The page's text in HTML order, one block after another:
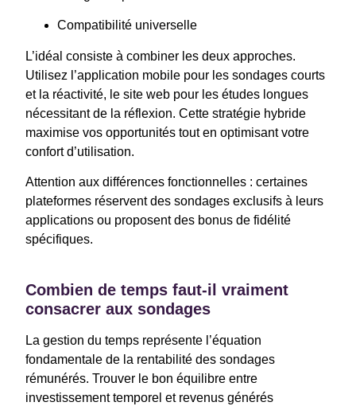
Compatibilité universelle
L’idéal consiste à combiner les deux approches.
Utilisez l’application mobile pour les sondages courts
et la réactivité, le site web pour les études longues
nécessitant de la réflexion. Cette stratégie hybride
maximise vos opportunités tout en optimisant votre
confort d’utilisation.
Attention aux différences fonctionnelles : certaines
plateformes réservent des sondages exclusifs à leurs
applications ou proposent des bonus de fidélité
spécifiques.
Combien de temps faut-il vraiment
consacrer aux sondages
La gestion du temps représente l’équation
fondamentale de la rentabilité des sondages
rémunérés. Trouver le bon équilibre entre
investissement temporel et revenus générés